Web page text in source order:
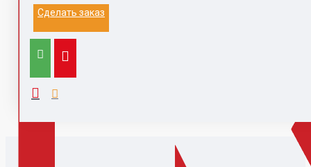
Сделать заказ
Информация на данном сайте не является
Выезд к заказчику для замера и расчета, с